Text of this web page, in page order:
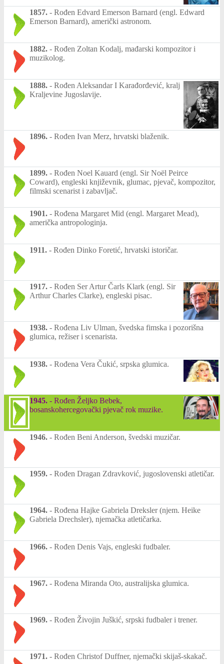
1857. - Rođen Edvard Emerson Barnard (engl. Edward
Emerson Barnard), američki astronom.
1882. - Rođen Zoltan Kodalj, mađarski kompozitor i
muzikolog.
1888. - Rođen Aleksandar I Karađorđević, kralj
Kraljevine Jugoslavije.
1896. - Rođen Ivan Merz, hrvatski blaženik.
1899. - Rođen Noel Kauard (engl. Sir Noël Peirce
Coward), engleski književnik, glumac, pjevač, kompozitor,
filmski scenarist i zabavljač.
1901. - Rođena Margaret Mid (engl. Margaret Mead),
američka antropologinja.
1911. - Rođen Dinko Foretić, hrvatski istoričar.
1917. - Rođen Ser Artur Čarls Klark (engl. Sir
Arthur Charles Clarke), engleski pisac.
1938. - Rođena Liv Ulman, švedska fimska i pozorišna
glumica, režiser i scenarista.
1938. - Rođena Vera Čukić, srpska glumica.
1945. - Rođen Željko Bebek,
bosanskohercegovački pjevač rok muzike.
1946. - Rođen Beni Anderson, švedski muzičar.
1959. - Rođen Dragan Zdravković, jugoslovenski atletičar.
1964. - Rođena Hajke Gabriela Dreksler (njem. Heike
Gabriela Drechsler), njemačka atletičarka.
1966. - Rođen Denis Vajs, engleski fudbaler.
1967. - Rođena Miranda Oto, australijska glumica.
1969. - Rođen Živojin Juškić, srpski fudbaler i trener.
1971. - Rođen Christof Duffner, njemački skijaš-skakač.